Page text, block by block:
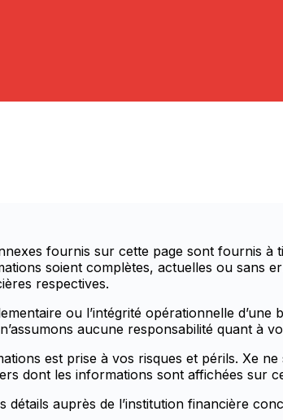
fournis sur cette page sont fournis à
soient complètes, actuelles ou sans
respectives.
ou l’intégrité opérationnelle
aucune responsabilité quant à
est prise à vos risques et périls. Xe
dont les informations sont affichées sur
auprès de l’institution financière